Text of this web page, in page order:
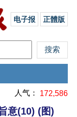
电子报 正體版
人气： 172,586
意(10) (图)